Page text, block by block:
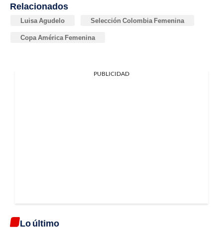
Relacionados
Luisa Agudelo Selección Colombia Femenina
Copa América Femenina
PUBLICIDAD
Lo último